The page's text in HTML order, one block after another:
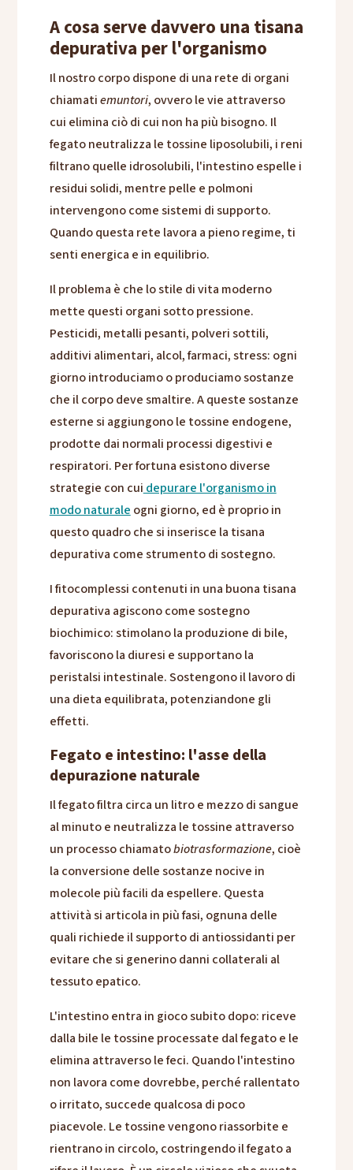
A cosa serve davvero una tisana
depurativa per l'organismo
Il nostro corpo dispone di una rete di organi
chiamatiemuntori, ovvero le vie attraverso
cui elimina ciò di cui non ha più bisogno. Il
fegato neutralizza le tossine liposolubili, i reni
filtrano quelle idrosolubili, l'intestino espelle i
residui solidi, mentre pelle e polmoni
intervengono come sistemi di supporto.
Quando questa rete lavora a pieno regime, ti
senti energica e in equilibrio.
Il problema è che lo stile di vita moderno
mette questi organi sotto pressione.
Pesticidi, metalli pesanti, polveri sottili,
additivi alimentari, alcol, farmaci, stress: ogni
giorno introduciamo o produciamo sostanze
che il corpo deve smaltire. A queste sostanze
esterne si aggiungono le tossine endogene,
prodotte dai normali processi digestivi e
respiratori. Per fortuna esistono diverse
strategie con cuidepurare l'organismo in
modo naturaleogni giorno, ed è proprio in
questo quadro che si inserisce la tisana
depurativa come strumento di sostegno.
I fitocomplessi contenuti in una buona tisana
depurativa agiscono come sostegno
biochimico: stimolano la produzione di bile,
favoriscono la diuresi e supportano la
peristalsi intestinale. Sostengono il lavoro di
una dieta equilibrata, potenziandone gli
effetti.
Fegato e intestino: l'asse della
depurazione naturale
Il fegato filtra circa un litro e mezzo di sangue
al minuto e neutralizza le tossine attraverso
un processo chiamatobiotrasformazione, cioè
la conversione delle sostanze nocive in
molecole più facili da espellere. Questa
attività si articola in più fasi, ognuna delle
quali richiede il supporto di antiossidanti per
evitare che si generino danni collaterali al
tessuto epatico.
L'intestino entra in gioco subito dopo: riceve
dalla bile le tossine processate dal fegato e le
elimina attraverso le feci. Quando l'intestino
non lavora come dovrebbe, perché rallentato
o irritato, succede qualcosa di poco
piacevole. Le tossine vengono riassorbite e
rientrano in circolo, costringendo il fegato a